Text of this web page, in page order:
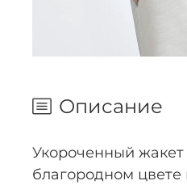
Описание
Укороченный
благородном